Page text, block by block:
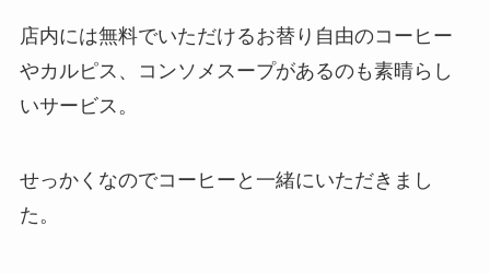
店内には無料でいただけるお替り自由のコーヒー
やカルピス、コンソメスープがあるのも素晴らし
いサービス。
せっかくなのでコーヒーと一緒にいただきまし
た。